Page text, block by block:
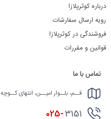
درباره کوثرپلازا
رویه ارسال سفارشات
فروشندگی در کوثرپلازا
قوانین و مقررات
تماس با ما
قــم، بلــوار امیــن، انتهای کــوچه 47
025-3151